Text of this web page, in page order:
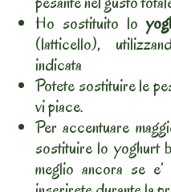
Ho sostituito lo
(latticello),
indicata
Potete sostituire le
vi piace.
Per accentuare
sostituire lo yoghurt
meglio ancora se